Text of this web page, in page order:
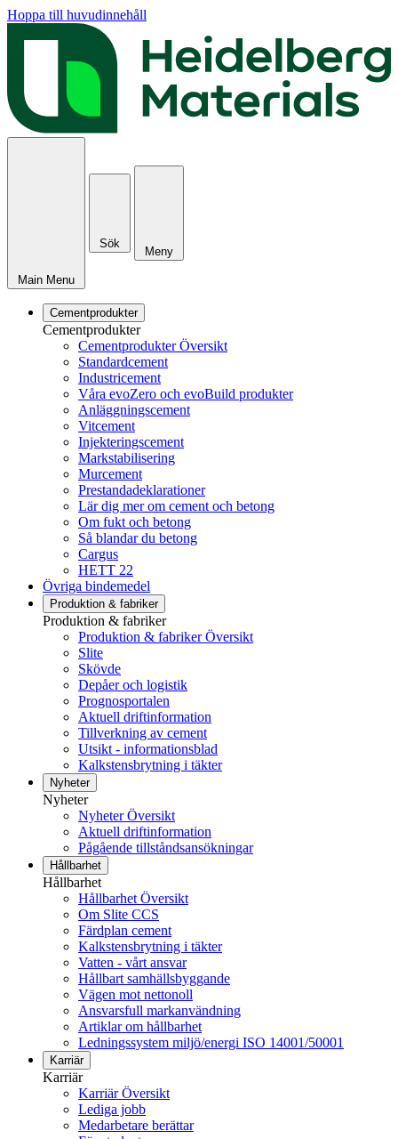
Hoppa till huvudinnehåll
Main Menu
Sök
Meny
Cementprodukter
Cementprodukter
Cementprodukter Översikt
Standardcement
Industricement
Våra evoZero och evoBuild produkter
Anläggningscement
Vitcement
Injekteringscement
Markstabilisering
Murcement
Prestandadeklarationer
Lär dig mer om cement och betong
Om fukt och betong
Så blandar du betong
Cargus
HETT 22
Övriga bindemedel
Produktion & fabriker
Produktion & fabriker
Produktion & fabriker Översikt
Slite
Skövde
Depåer och logistik
Prognosportalen
Aktuell driftinformation
Tillverkning av cement
Utsikt - informationsblad
Kalkstensbrytning i täkter
Nyheter
Nyheter
Nyheter Översikt
Aktuell driftinformation
Pågående tillståndsansökningar
Hållbarhet
Hållbarhet
Hållbarhet Översikt
Om Slite CCS
Färdplan cement
Kalkstensbrytning i täkter
Vatten - vårt ansvar
Hållbart samhällsbyggande
Vägen mot nettonoll
Ansvarsfull markanvändning
Artiklar om hållbarhet
Ledningssystem miljö/energi ISO 14001/50001
Karriär
Karriär
Karriär Översikt
Lediga jobb
Medarbetare berättar